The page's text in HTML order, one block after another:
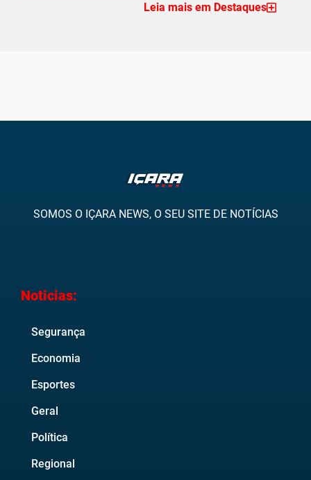
Leia mais em Destaques
SOMOS O IÇARA NEWS, O SEU SITE DE NOTÍCIAS
Noticias:
Segurança
Economia
Esportes
Geral
Política
Regional